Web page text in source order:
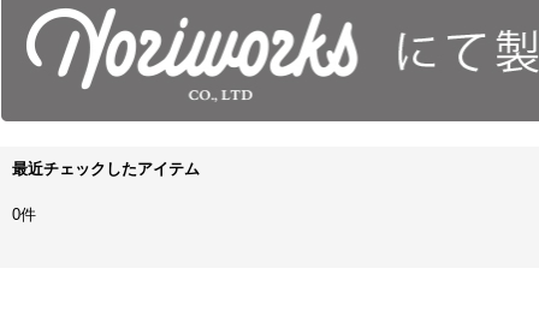
最近チェックしたアイテム
0件